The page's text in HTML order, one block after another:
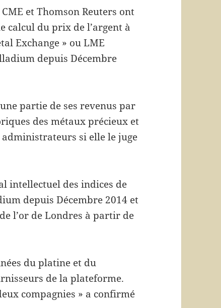
et Thomson Reuters ont
calcul du prix de l’argent à
Exchange » ou LME
depuis Décembre
partie de ses revenus par
des métaux précieux et
si elle le juge
intellectuel des indices de
depuis Décembre 2014 et
l’or de Londres à partir de
du platine et du
de la plateforme.
compagnies » a confirmé